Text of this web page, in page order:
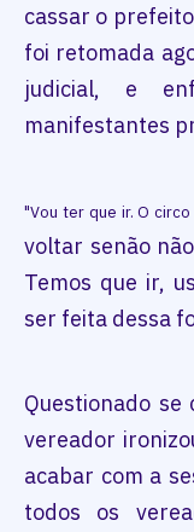
cassar o
foi retomada
judicial, e
manifestantes
"Vou ter que ir. O
voltar senão
Temos que ir,
ser feita dessa
Questionado
vereador
acabar com a
todos os